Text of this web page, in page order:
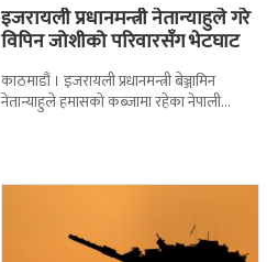
इजरायली प्रधानमन्त्री नेतान्याहुले गरे
विपिन जोशीको परिवारसँग भेटघाट
काठमाडौं । इजरायली प्रधानमन्त्री बेञ्जामिन
नेतान्याहुले हमासको कब्जामा रहेका नेपाली